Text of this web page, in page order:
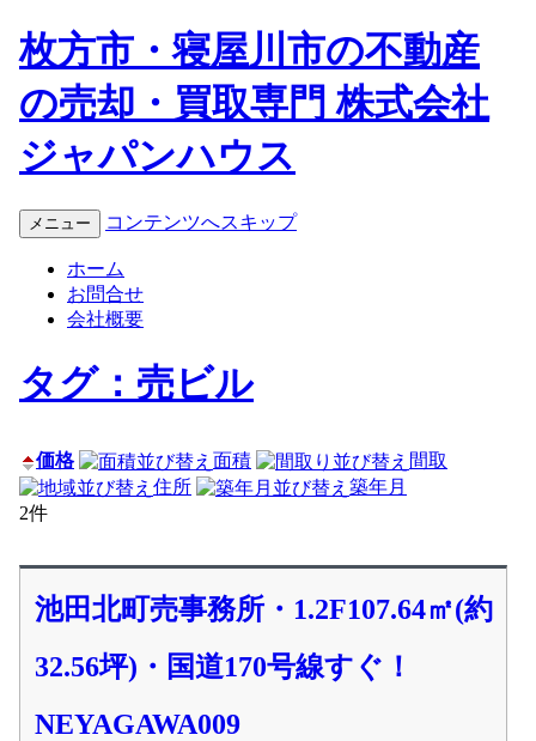
枚方市・寝屋川市の不動産
の売却・買取専門 株式会社
ジャパンハウス
メニュー コンテンツへスキップ
ホーム
お問合せ
会社概要
タグ：売ビル
価格 面積
間取
住所
築年月
2件
池田北町売事務所・1.2F107.64㎡(約
32.56坪)・国道170号線すぐ！
NEYAGAWA009